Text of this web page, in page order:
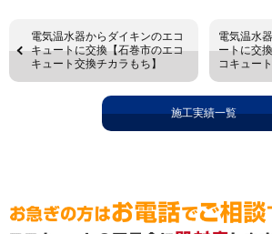
電気温水器からダイキンのエコ
キュートに交換【石巻市のエコ
キュート交換チカラもち】
電気温水
ートに交
コキュー
施工実績一覧